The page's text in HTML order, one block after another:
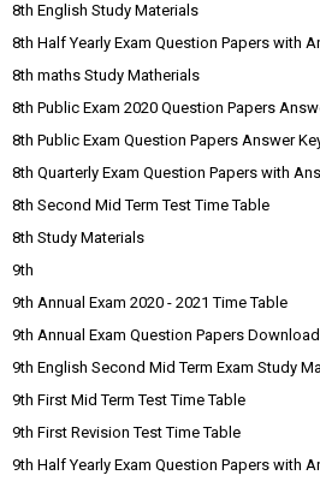
8th English Study Materials
8th Half Yearly Exam Question Papers with
8th maths Study Matherials
8th Public Exam 2020 Question Papers
8th Public Exam Question Papers Answer
8th Quarterly Exam Question Papers with
8th Second Mid Term Test Time Table
8th Study Materials
9th
9th Annual Exam 2020 - 2021 Time Table
9th Annual Exam Question Papers Download
9th English Second Mid Term Exam Study
9th First Mid Term Test Time Table
9th First Revision Test Time Table
9th Half Yearly Exam Question Papers with